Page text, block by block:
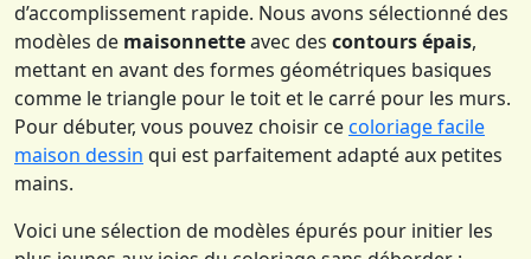
d’accomplissement rapide. Nous avons sélectionné des
modèles de maisonnetteavec des contours épais,
mettant en avant des formes géométriques basiques
comme le triangle pour le toit et le carré pour les murs.
Pour débuter, vous pouvez choisir cecoloriage facile
maison dessin qui est parfaitement adapté aux petites
mains.
Voici une sélection de modèles épurés pour initier les